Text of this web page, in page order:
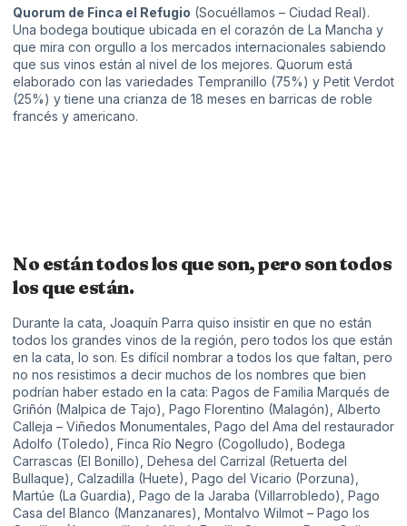
Quorum de Finca el Refugio (Socuéllamos – Ciudad Real).
Una bodega boutique ubicada en el corazón de La Mancha y
que mira con orgullo a los mercados internacionales sabiendo
que sus vinos están al nivel de los mejores. Quorum está
elaborado con las variedades Tempranillo (75%) y Petit Verdot
(25%) y tiene una crianza de 18 meses en barricas de roble
francés y americano.
No están todos los que son, pero son todos
los que están.
Durante la cata, Joaquín Parra quiso insistir en que no están
todos los grandes vinos de la región, pero todos los que están
en la cata, lo son. Es difícil nombrar a todos los que faltan, pero
no nos resistimos a decir muchos de los nombres que bien
podrían haber estado en la cata: Pagos de Familia Marqués de
Griñón (Malpica de Tajo), Pago Florentino (Malagón), Alberto
Calleja – Viñedos Monumentales, Pago del Ama del restaurador
Adolfo (Toledo), Finca Río Negro (Cogolludo), Bodega
Carrascas (El Bonillo), Dehesa del Carrizal (Retuerta del
Bullaque), Calzadilla (Huete), Pago del Vicario (Porzuna),
Martúe (La Guardia), Pago de la Jaraba (Villarrobledo), Pago
Casa del Blanco (Manzanares), Montalvo Wilmot – Pago los